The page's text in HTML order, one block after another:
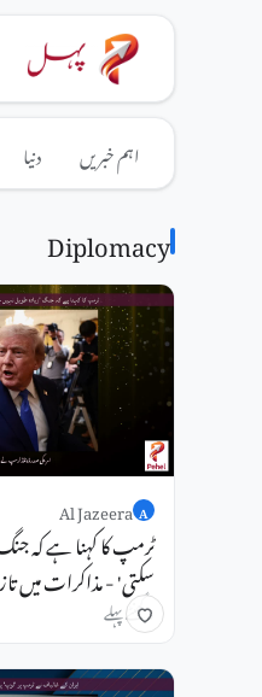
اہم خبریں دنیا
Diplomacy
A
Al Jazeera
ٹرمپ کا کہنا ہے کہ
سکتی' - مذاکرات میں
3 گھنٹے پہلے